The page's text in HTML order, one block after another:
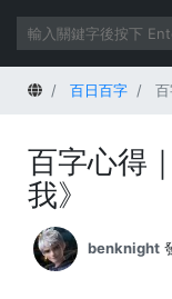
首頁 百日百字 百
百字心得
我》
benknight